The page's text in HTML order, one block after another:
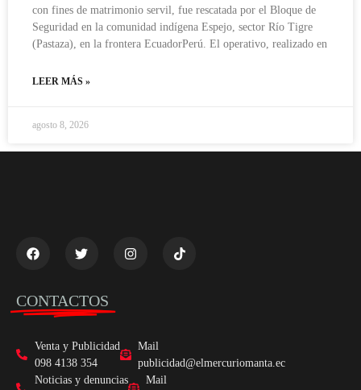
con fines de matrimonio servil, fue rescatada por el Bloque de
Seguridad en la comunidad indígena Espejo, sector Río Tigre
(Pastaza), en la frontera EcuadorPerú. El operativo, realizado en
LEER MÁS »
agosto 8, 2026
CONTACTOS
Venta y Publicidad
098 4138 354
Mail
publicidad@elmercuriomanta.ec
Noticias y denuncias
Mail